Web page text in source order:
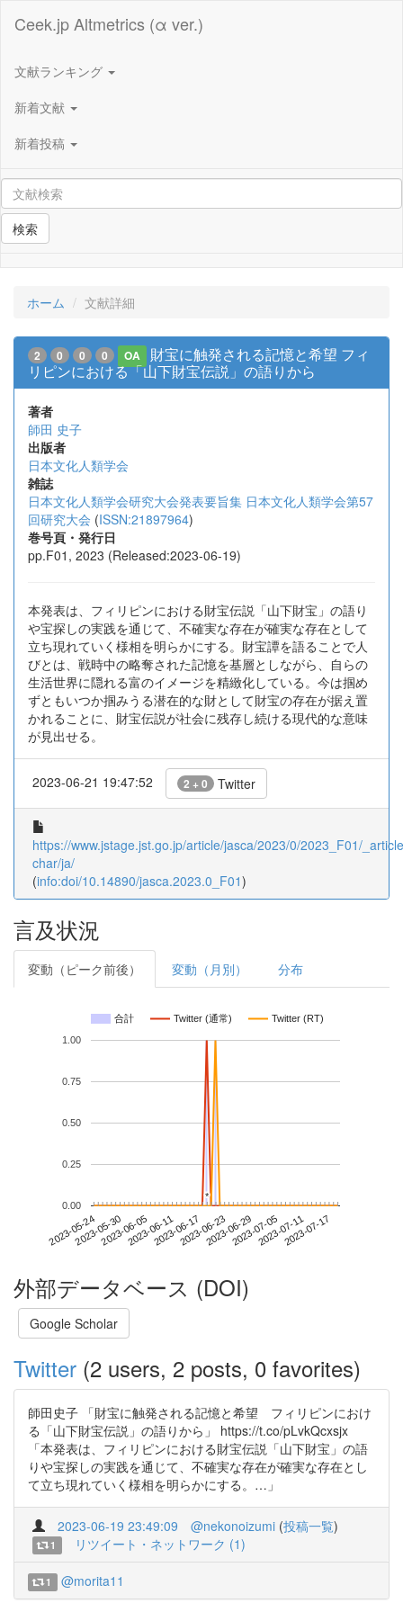
Ceek.jp Altmetrics (α ver.)
文献ランキング
新着文献
新着投稿
検索
ホーム 文献詳細
2 0 0 0 OA
財宝に触発される記憶と希望 フィ
リピンにおける「山下財宝伝説」の語りから
著者
師田 史子
出版者
日本文化人類学会
雑誌
日本文化人類学会研究大会発表要旨集 日本文化人類学会第57
回研究大会 (ISSN:21897964)
巻号頁・発行日
pp.F01, 2023 (Released:2023-06-19)
本発表は、フィリピンにおける財宝伝説「山下財宝」の語り
や宝探しの実践を通じて、不確実な存在が確実な存在として
立ち現れていく様相を明らかにする。財宝譚を語ることで人
びとは、戦時中の略奪された記憶を基層としながら、自らの
生活世界に隠れる富のイメージを精緻化している。今は掴め
ずともいつか掴みうる潜在的な財として財宝の存在が据え置
かれることに、財宝伝説が社会に残存し続ける現代的な意味
が見出せる。
2023-06-21 19:47:52 2 + 0 Twitter
https://www.jstage.jst.go.jp/article/jasca/2023/0/2023_F01/
char/ja/
(info:doi/10.14890/jasca.2023.0_F01)
言及状況
変動（ピーク前後） 変動（月別） 分布
合計 Twitter (通常) Twitter (RT)
2023-05-242023-05-302023-06-052023-06-112023-06-172023-06-232023-06-292023-07-052023-07-112023-07-17
0.00
0.25
0.50
0.75
1.00
**
外部データベース (DOI)
Google Scholar
Twitter (2 users, 2 posts, 0 favorites)
師田史子 「財宝に触発される記憶と希望 フィリピンにおけ
る「山下財宝伝説」の語りから」 https://t.co/pLvkQcxsjx
「本発表は、フィリピンにおける財宝伝説「山下財宝」の語
りや宝探しの実践を通じて、不確実な存在が確実な存在とし
て立ち現れていく様相を明らかにする。…」
2023-06-19 23:49:09 @nekonoizumi (投稿一覧)
1 リツイート・ネットワーク (1)
1 @morita11